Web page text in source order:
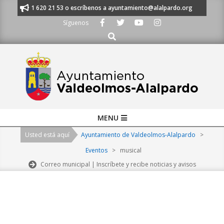
al 91 620 21 53 o escríbenos a ayuntamiento@alalpardo.org
Síguenos
Buscar
Navigation
MENU
Usted está aquí Ayuntamiento de Valdeolmos-Alalpardo
>
Eventos > musical
Correo municipal | Inscríbete y recibe noticias y avisos